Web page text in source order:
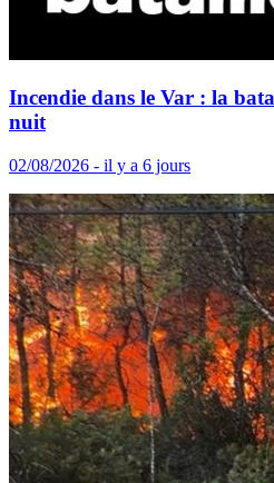
Incendie dans le Var : la
nuit
02/08/2026 - il y a 6 jours